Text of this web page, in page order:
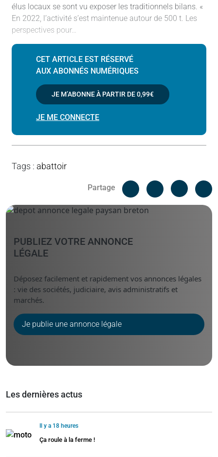
élus locaux se sont vu exposer les traditionnels bilans. «
En 2022, l’activité s’est maintenue autour de 500 t. Les
perspectives pour…
CET ARTICLE EST RÉSERVÉ
AUX ABONNÉS NUMÉRIQUES
JE M’ABONNE À PARTIR DE0,99€
JE ME CONNECTE
Tags : abattoir
Partage
Facebook
Linked
PUBLIEZ VOTRE ANNONCE
LÉGALE
Déposez facilement et rapidement vos annonces légales
: vie des sociétés, judiciaire, avis administratifs et
marchés.
Je publie une annonce légale
Les dernières actus
Il y a 18 heures
Ça roule à la ferme !